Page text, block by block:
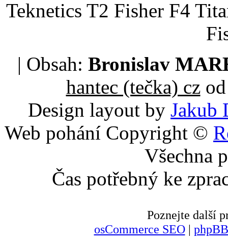
Teknetics T2 Fisher F4
| Obsah: Bronislav
hantec (tečka) czod
Design layout by Jakub
Web pohání Copyright ©
Všechna
Čas potřebný ke
Poznejte další
osCommerce SEO|